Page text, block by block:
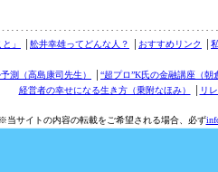
」 舩井幸雄ってどんな人？ おすすめリンク
測（高島康司先生）
“超プロ”K氏の金融講座（朝
経営者の幸せになる生き方（乗附なほみ）
リ
※当サイトの内容の転載をご希望される場合、必ず